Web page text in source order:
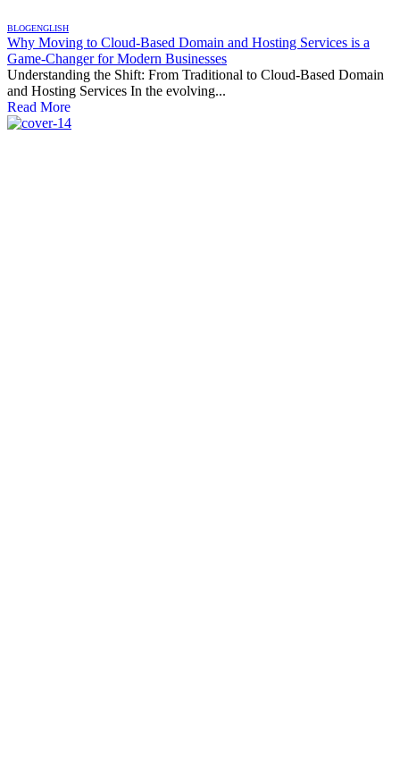
BLOGENGLISH
Why Moving to Cloud-Based Domain and Hosting Services is a
Game-Changer for Modern Businesses
Understanding the Shift: From Traditional to Cloud-Based Domain
and Hosting Services In the evolving...
Read More